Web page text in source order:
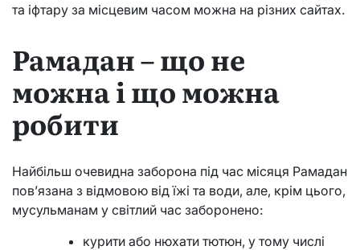
та іфтару за місцевим часом можна на різних сайтах.
Рамадан – що не
можна і що можна
робити
Найбільш очевидна заборона під час місяця Рамадан
пов’язана з відмовою від їжі та води, але, крім цього,
мусульманам у світлий час заборонено:
курити або нюхати тютюн, у тому числі